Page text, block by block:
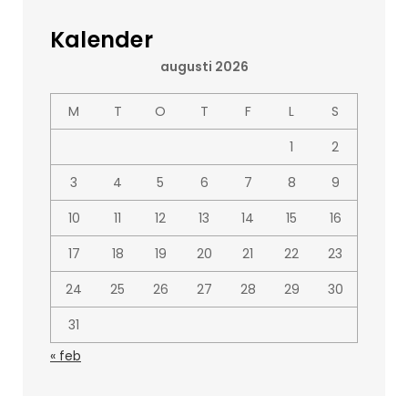
Kalender
augusti 2026
M T O T F L
S
1
2
3
4 5 6 7 8
9
10
11 12 13 14 15
16
17
18 19 20 21 22
23
24
25 26 27 28 29
30
31
« feb